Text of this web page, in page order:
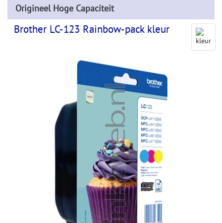
Origineel Hoge Capaciteit
Brother LC-123 Rainbow-pack kleur